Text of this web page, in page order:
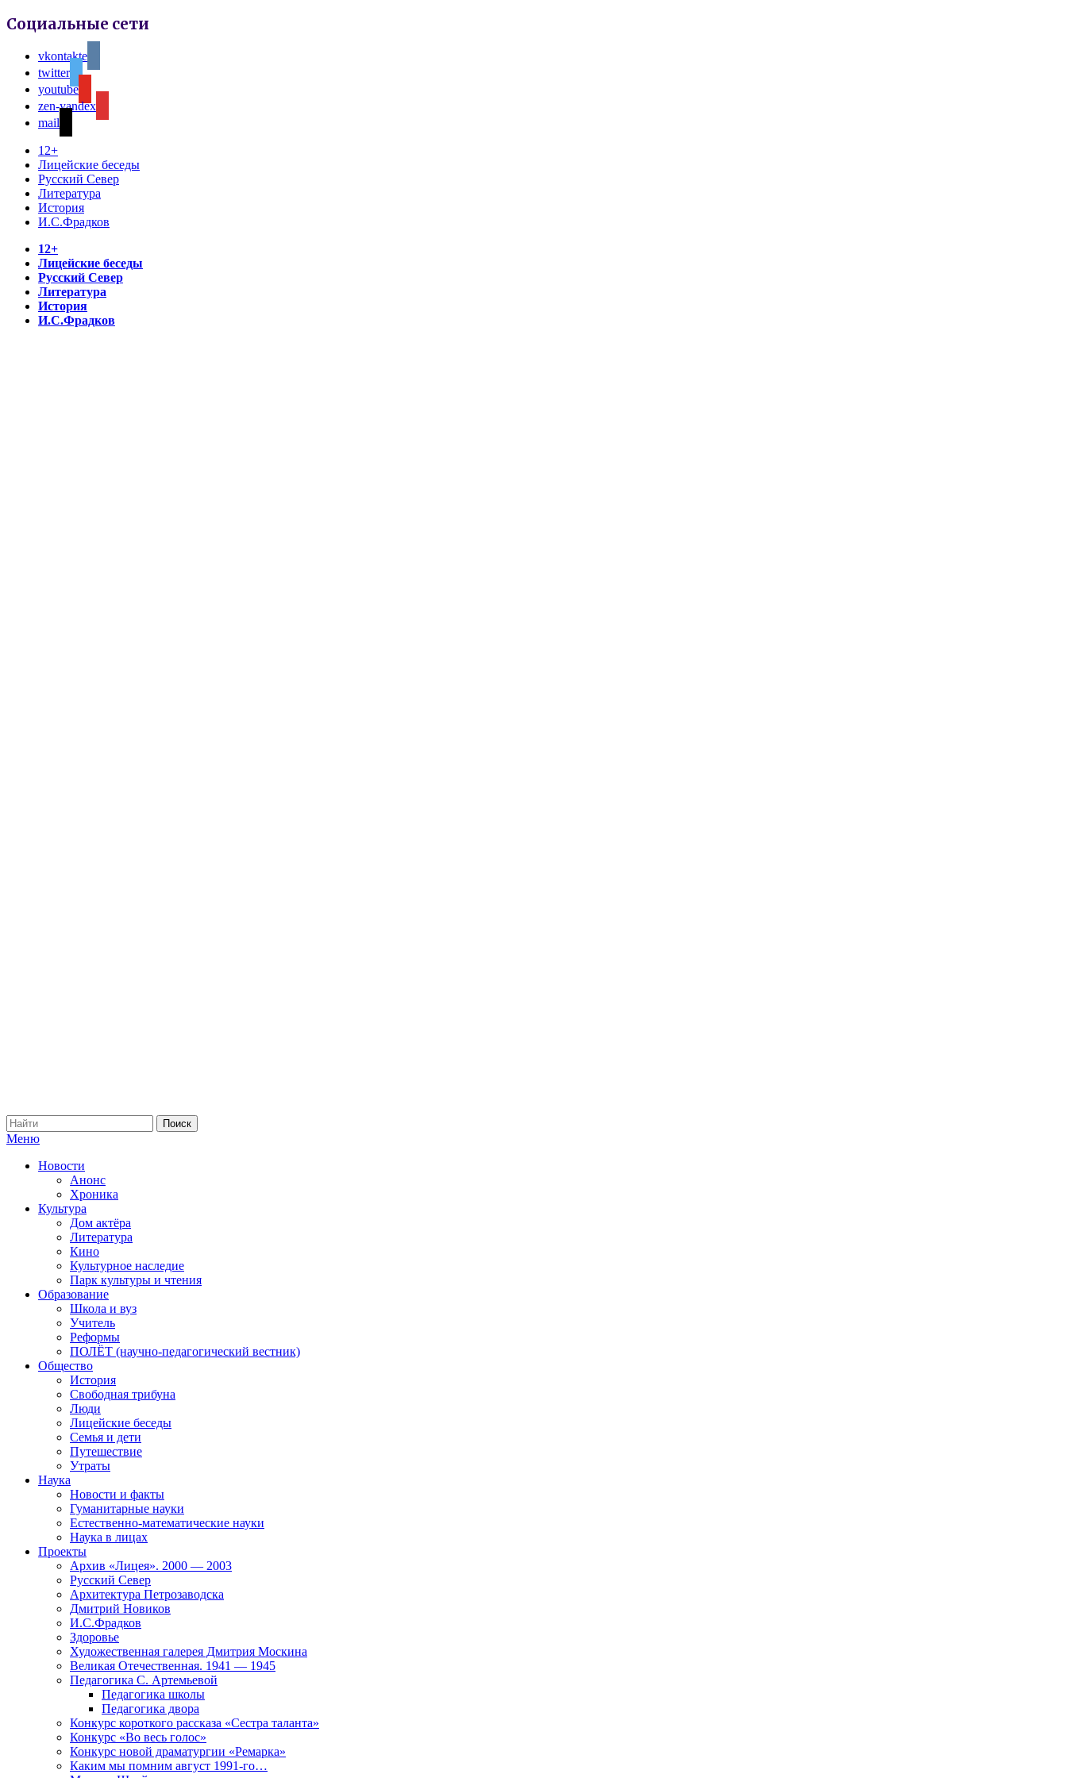
Социальные сети
vkontakte
twitter
youtube
zen-yandex
mail
12+
Лицейские беседы
Русский Север
Литература
История
И.С.Фрадков
12+
Лицейские беседы
Русский Север
Литература
История
И.С.Фрадков
Меню
Новости
Анонс
Хроника
Культура
Дом актёра
Литература
Кино
Культурное наследие
Парк культуры и чтения
Образование
Школа и вуз
Учитель
Реформы
ПОЛЁТ (научно-педагогический вестник)
Общество
История
Свободная трибуна
Люди
Лицейские беседы
Семья и дети
Путешествие
Утраты
Наука
Новости и факты
Гуманитарные науки
Естественно-математические науки
Наука в лицах
Проекты
Архив «Лицея». 2000 — 2003
Русский Север
Архитектура Петрозаводска
Дмитрий Новиков
И.С.Фрадков
Здоровье
Художественная галерея Дмитрия Москина
Великая Отечественная. 1941 — 1945
Педагогика С. Артемьевой
Педагогика школы
Педагогика двора
Конкурс короткого рассказа «Сестра таланта»
Конкурс «Во весь голос»
Конкурс новой драматургии «Ремарка»
Каким мы помним август 1991-го…